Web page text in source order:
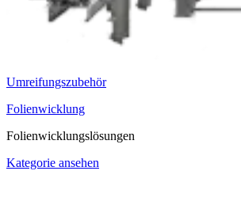
Umreifungszubehör
Folienwicklung
Folienwicklungslösungen
Kategorie ansehen